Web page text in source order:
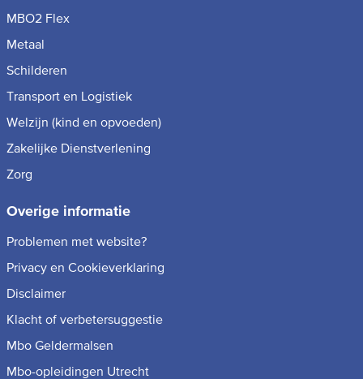
MBO2 Flex
Metaal
Schilderen
Transport en Logistiek
Welzijn (kind en opvoeden)
Zakelijke Dienstverlening
Zorg
Overige informatie
Problemen met website?
Privacy en Cookieverklaring
Disclaimer
Klacht of verbetersuggestie
Mbo Geldermalsen
Mbo-opleidingen Utrecht